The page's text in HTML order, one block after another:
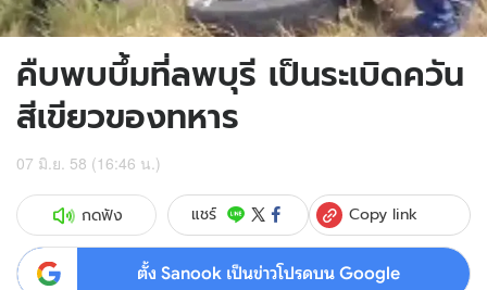
คืบพบบึ้มที่ลพบุรี เป็นระเบิดควัน
สีเขียวของทหาร
07 มิ.ย. 58 (16:46 น.)
กดฟัง แชร์ Copy link
ตั้ง Sanook เป็นข่าวโปรดบน Google